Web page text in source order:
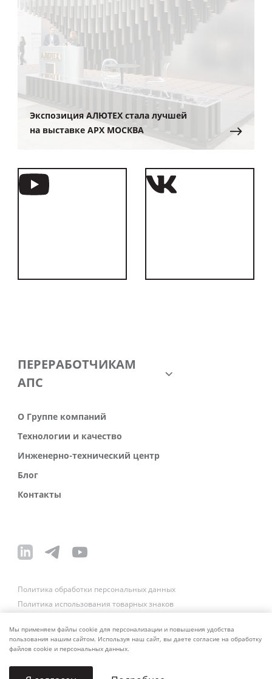
Экспозиция АЛЮТЕХ стала лучшей
на выставке АРХ МОСКВА
ПЕРЕРАБОТЧИКАМ
АПС
О Группе компаний
Технологии и качество
Инженерно-технический центр
Блог
Контакты
Политика обработки персональных данных
Политика использования товарных знаков
Мы применяем файлы cookie для персонализации и повышения удобства
пользования нашим сайтом. Используя наш сайт, вы даете согласие на обработку
файлов cookie и персональных данных.